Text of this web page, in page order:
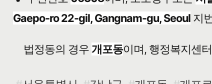
Gaepo-ro 22-gil, Gangnam-gu, Seoul 지
법정동의 경우개포동이며, 행정복지센